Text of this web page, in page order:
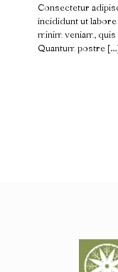
Consectetur
incididunt ut labore
minim veniam,
Quantum postre